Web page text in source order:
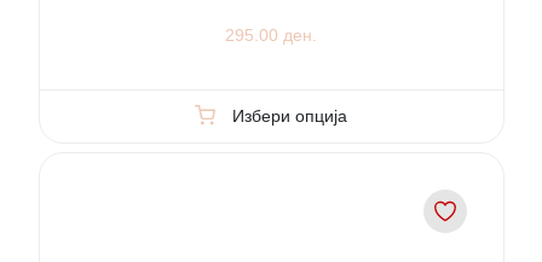
295.00 ден.
Избери опција